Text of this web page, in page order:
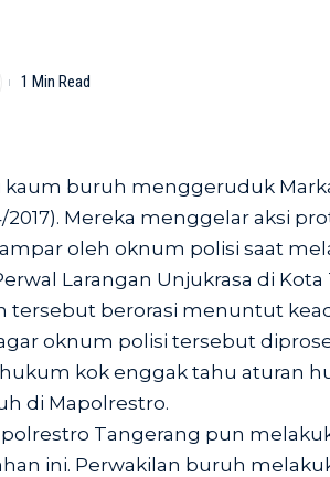
1 Min Read
kaum buruh menggeruduk
2017). Mereka menggelar aksi
oleh oknum polisi saat
Larangan Unjukrasa di Kota
tersebut berorasi menuntut
oknum polisi tersebut
kok enggak tahu aturan
di Mapolrestro.
Tangerang pun
ini. Perwakilan buruh